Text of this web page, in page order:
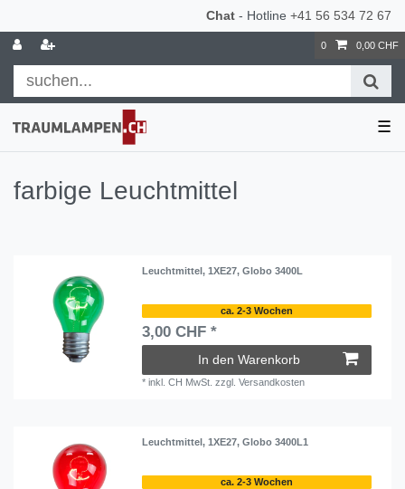
Chat - Hotline +41 56 534 72 67
0 0,00 CHF
☰
farbige Leuchtmittel
Leuchtmittel, 1XE27, Globo 3400L
ca. 2-3 Wochen
3,00 CHF *
In den Warenkorb
*inkl. CH MwSt. zzgl.Versandkosten
Leuchtmittel, 1XE27, Globo 3400L1
ca. 2-3 Wochen